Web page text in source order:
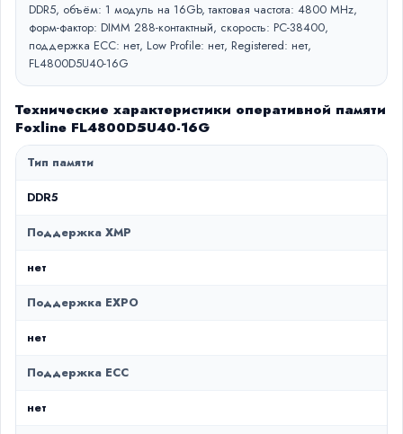
DDR5, объём: 1 модуль на 16Gb, тактовая частота: 4800 MHz,
форм-фактор: DIMM 288-контактный, скорость: PC-38400,
поддержка ECC: нет, Low Profile: нет, Registered: нет,
FL4800D5U40-16G
Технические характеристики оперативной памяти
Foxline FL4800D5U40-16G
Тип памяти
DDR5
Поддержка XMP
нет
Поддержка EXPO
нет
Поддержка ECC
нет